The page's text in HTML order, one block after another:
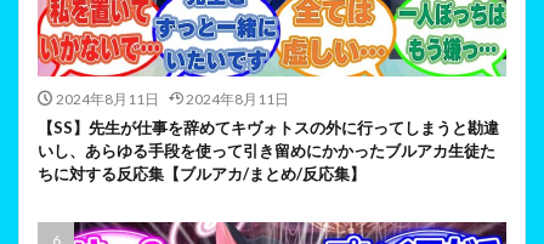
2024年8月11日 2024年8月11日
【SS】先生が仕事を辞めてキヴォトスの外に行ってしまうと勘違
いし、あらゆる手段を使って引き留めにかかったブルアカ生徒た
ちに対する反応集【ブルアカ/まとめ/反応集】